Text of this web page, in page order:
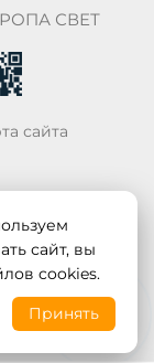
СВЕТ
сайта
сайт, вы
cookies.
Принять